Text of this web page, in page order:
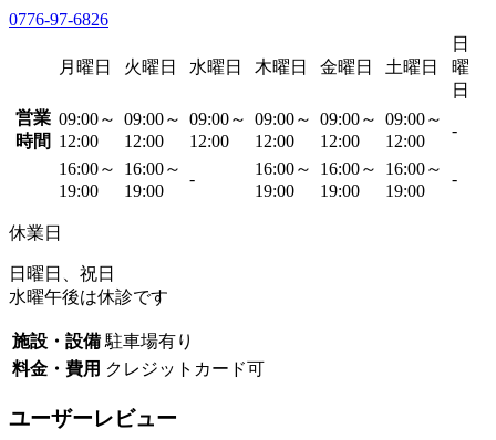
0776-97-6826
月曜日 火曜日 水曜日 木曜日 金曜日 土曜日
日
曜
日
営業
時間
09:00～
12:00
09:00～
12:00
09:00～
12:00
09:00～
12:00
09:00～
12:00
09:00～
12:00
-
16:00～
19:00
16:00～
19:00
-
16:00～
19:00
16:00～
19:00
16:00～
19:00
-
休業日
日曜日、祝日
水曜午後は休診です
施設・設備 駐車場有り
料金・費用 クレジットカード可
ユーザーレビュー